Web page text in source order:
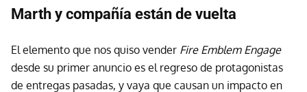
Marth y compañía están de vuelta
El elemento que nos quiso vender Fire Emblem Engage
desde su primer anuncio es el regreso de protagonistas
de entregas pasadas, y vaya que causan un impacto en